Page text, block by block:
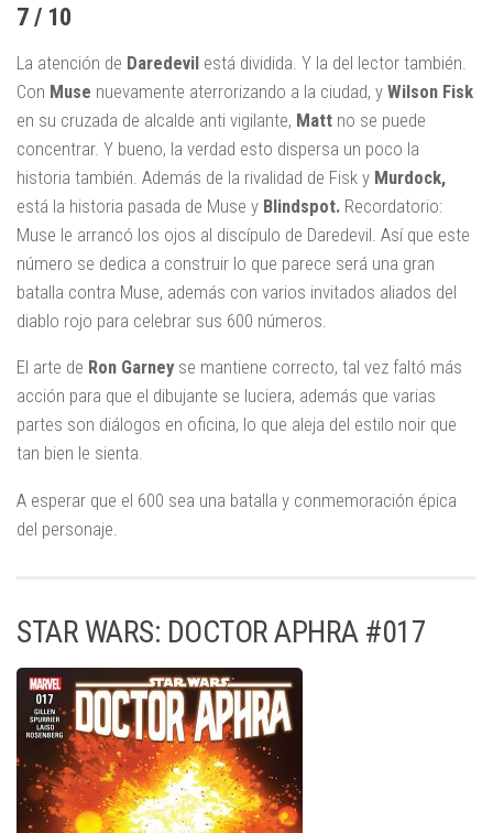
7 / 10
La atención de Daredevil está dividida. Y la del lector también.
Con Muse nuevamente aterrorizando a la ciudad, y Wilson Fisk
en su cruzada de alcalde anti vigilante, Matt no se puede
concentrar. Y bueno, la verdad esto dispersa un poco la
historia también. Además de la rivalidad de Fisk y Murdock,
está la historia pasada de Muse y Blindspot. Recordatorio:
Muse le arrancó los ojos al discípulo de Daredevil. Así que este
número se dedica a construir lo que parece será una gran
batalla contra Muse, además con varios invitados aliados del
diablo rojo para celebrar sus 600 números.
El arte de Ron Garney se mantiene correcto, tal vez faltó más
acción para que el dibujante se luciera, además que varias
partes son diálogos en oficina, lo que aleja del estilo noir que
tan bien le sienta.
A esperar que el 600 sea una batalla y conmemoración épica
del personaje.
STAR WARS: DOCTOR APHRA #017